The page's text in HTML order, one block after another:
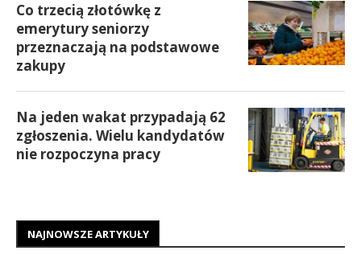
Co trzecią złotówkę z
emerytury seniorzy
przeznaczają na podstawowe
zakupy
Na jeden wakat przypadają 62
zgłoszenia. Wielu kandydatów
nie rozpoczyna pracy
NAJNOWSZE ARTYKUŁY